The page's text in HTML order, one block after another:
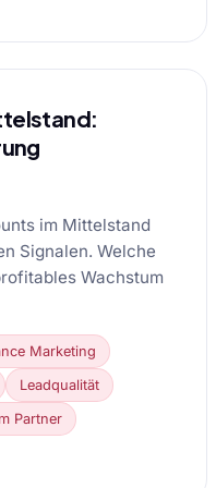
im Mittelstand
Signalen. Welche
Wachstum
Marketing
Leadqualität
Partner